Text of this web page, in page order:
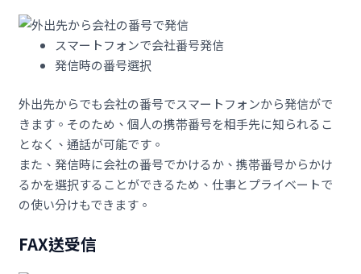
スマートフォンで会社番号発信
発信時の番号選択
外出先からでも会社の番号でスマートフォンから発信がで
きます。そのため、個人の携帯番号を相手先に知られるこ
となく、通話が可能です。
また、発信時に会社の番号でかけるか、携帯番号からかけ
るかを選択することができるため、仕事とプライベートで
の使い分けもできます。
FAX送受信